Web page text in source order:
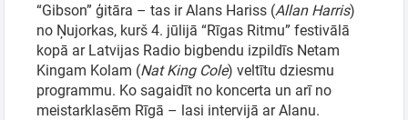
Festivāls
Semināri
“Gibson” ģitāra – tas ir Alans Hariss (Allan Harris)
no Ņujorkas, kurš 4. jūlijā “Rīgas Ritmu” festivālā
kopā ar Latvijas Radio bigbendu izpildīs Netam
Kingam Kolam (Nat King Cole) veltītu dziesmu
programmu. Ko sagaidīt no koncerta un arī no
meistarklasēm Rīgā – lasi intervijā ar Alanu.